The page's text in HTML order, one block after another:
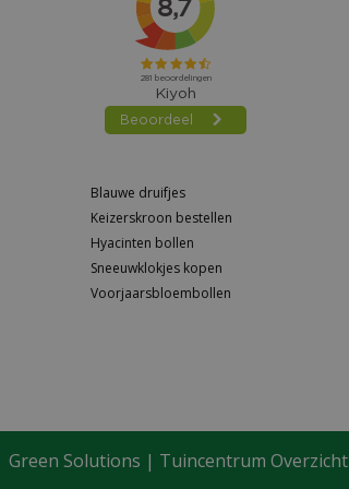
Blauwe druifjes
Keizerskroon bestellen
Hyacinten bollen
Sneeuwklokjes kopen
Voorjaarsbloembollen
Green Solutions | Tuincentrum Overzicht